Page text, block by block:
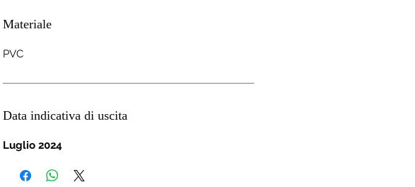
Materiale
PVC
Data indicativa di uscita
Luglio 2024